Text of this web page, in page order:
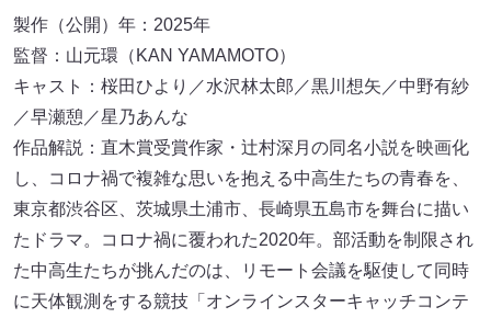
製作（公開）年：2025年
監督：山元環（KAN YAMAMOTO）
キャスト：桜田ひより／水沢林太郎／黒川想矢／中野有紗
／早瀬憩／星乃あんな
作品解説：直木賞受賞作家・辻村深月の同名小説を映画化
し、コロナ禍で複雑な思いを抱える中高生たちの青春を、
東京都渋谷区、茨城県土浦市、長崎県五島市を舞台に描い
たドラマ。コロナ禍に覆われた2020年。部活動を制限され
た中高生たちが挑んだのは、リモート会議を駆使して同時
に天体観測をする競技「オンラインスターキャッチコンテ